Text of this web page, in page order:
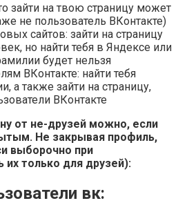
зайти на твою страницу может
не пользователь ВКонтакте)
сайтов: зайти на страницу
но найти тебя в Яндексе или
будет нельзя
ВКонтакте: найти тебя
а также зайти на страницу,
ВКонтакте
от не-друзей можно, если
Не закрывая профиль,
выборочно при
их только для друзей):
вк: